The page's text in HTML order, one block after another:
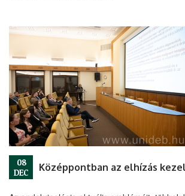
08
DEC
Középpontban az elhízás